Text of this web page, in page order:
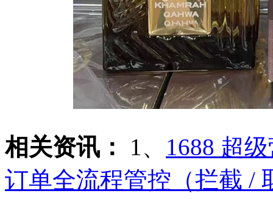
相关资讯： 1、 1688 超
订单全流程管控（拦截 /